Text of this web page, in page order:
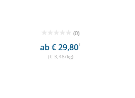
(0)
ab € 29,801
(€ 3,48/kg)